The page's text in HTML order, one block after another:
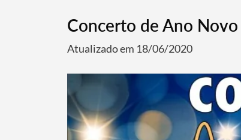
Concerto de Ano
Atualizado em 18/06/2020